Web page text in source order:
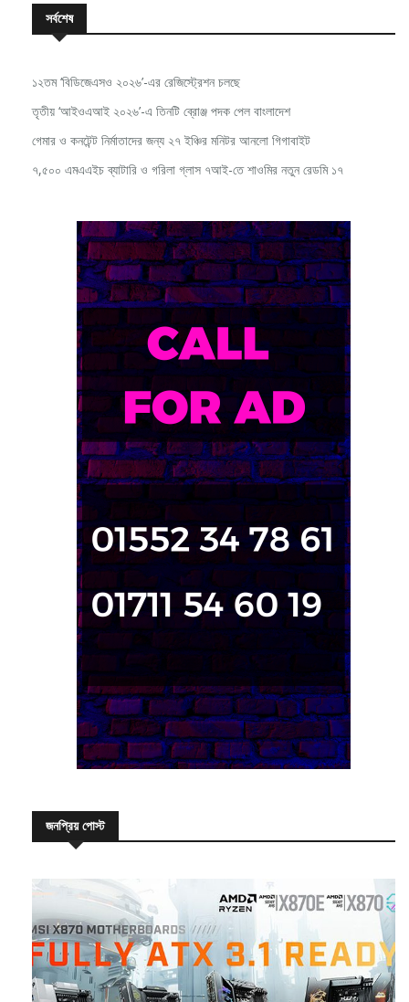
সর্বশেষ
১২তম ‘বিডিজেএসও ২০২৬’-এর রেজিস্ট্রেশন চলছে
তৃতীয় ‘আইওএআই ২০২৬’-এ তিনটি ব্রোঞ্জ পদক পেল বাংলাদেশ
গেমার ও কনটেন্ট নির্মাতাদের জন্য ২৭ ইঞ্চির মনিটর আনলো গিগাবাইট
জনপ্রিয় পোস্ট